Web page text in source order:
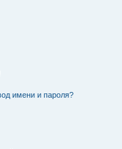
имени и пароля?